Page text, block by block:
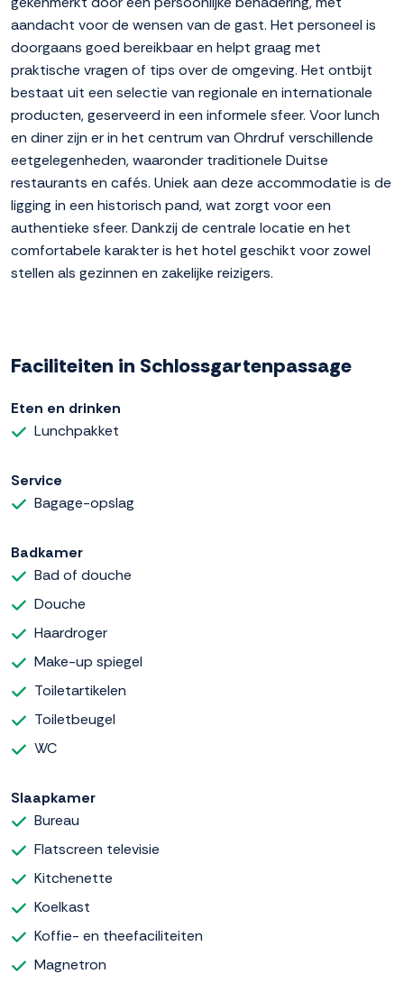
aandacht voor de wensen van de gast. Het personeel is
doorgaans goed bereikbaar en helpt graag met
praktische vragen of tips over de omgeving. Het ontbijt
bestaat uit een selectie van regionale en internationale
producten, geserveerd in een informele sfeer. Voor lunch
en diner zijn er in het centrum van Ohrdruf verschillende
eetgelegenheden, waaronder traditionele Duitse
restaurants en cafés. Uniek aan deze accommodatie is de
ligging in een historisch pand, wat zorgt voor een
authentieke sfeer. Dankzij de centrale locatie en het
comfortabele karakter is het hotel geschikt voor zowel
stellen als gezinnen en zakelijke reizigers.
Faciliteiten in Schlossgartenpassage
Eten en drinken
Lunchpakket
Service
Bagage-opslag
Badkamer
Bad of douche
Douche
Haardroger
Make-up spiegel
Toiletartikelen
Toiletbeugel
WC
Slaapkamer
Bureau
Flatscreen televisie
Kitchenette
Koelkast
Koffie- en theefaciliteiten
Magnetron